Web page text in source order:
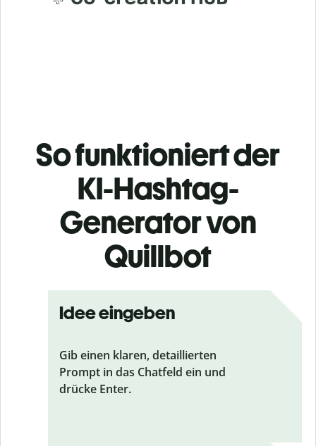
So funktioniert der
KI-Hashtag-
Generator von
Quillbot
Idee eingeben
Gib einen klaren, detaillierten
Prompt in das Chatfeld ein und
drücke Enter.